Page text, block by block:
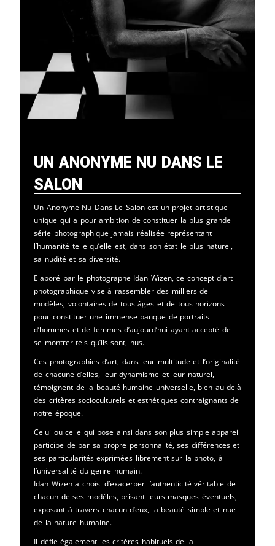
Un Anonyme Nu Dans Le
Salon
Un Anonyme Nu Dans Le Salon est un projet artistique
unique qui a pour ambition de constituer la plus grande
série photographique jamais réalisée représentant
l’humanité telle qu’elle est, dans son état le plus naturel,
sa nudité et sa diversité.
Elaboré par le photographe Idan Wizen, ce concept d'art
photographique vise à rassembler des milliers de
modèles, volontaires de tous âges et de tous horizons
pour constituer une immense banque de portraits
d’hommes et de femmes d’aujourd’hui ayant accepté de
se montrer tels qu’ils sont, nus.
Ces photographies d’art, dans leur multitude et l’originalité
de chacune d’elles, leur dynamisme et leur naturel,
témoignent de la beauté humaine universelle, bien au-delà
des critères socioculturels et esthétiques contraignants de
notre époque.
Celui ou celle qui pose ainsi dans son plus simple appareil
participe de par sa propre personnalité, ses différences et
ses particularités exprimées librement sur la photo, à
l’universalité du genre humain.
Idan Wizen a choisi d’exacerber l’authenticité véritable de
chacun de ses modèles, brisant leurs masques éventuels,
exposant à travers chacun d’eux, la beauté simple et nue
de la nature humaine.
Il défie également les critères habituels de la